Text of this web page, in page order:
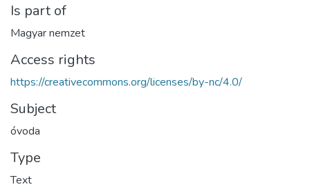
Is part of
Magyar nemzet
Access rights
https://creativecommons.org/licenses/by-nc/4.0/
Subject
óvoda
Type
Text